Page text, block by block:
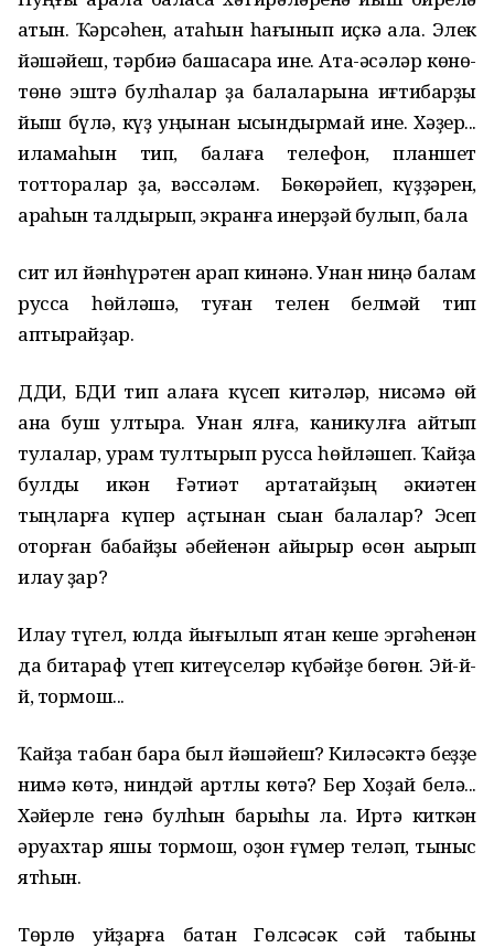
ҡатын. Ҡәрсәһен, атаһын һағынып иҫкә ала. Элек
йәшәйеш, тәрбиә башҡасараҡ ине. Ата-әсәләр көнө-
төнө эштә булһалар ҙа балаларына иғтибарҙы
йыш бүлә, күҙ уңынан ысҡындырмай ине. Хәҙер...
иламаһын тип, балаға телефон, планшет
тотторалар ҙа, вәссәләм. Бөкөрәйеп, күҙҙәрен,
арҡаһын талдырып, экранға инерҙәй булып, бала
сит ил йәнһүрәтен ҡарап кинәнә. Унан ниңә балам
русса һөйләшә, туған телен белмәй тип
аптырайҙар.
ДДИ, БДИ тип ҡалаға күсеп китәләр, нисәмә өй
ана буш ултыра. Унан ялға, каникулға ҡайтып
тулалар, урам тултырып русса һөйләшеп. Ҡайҙа
булды икән Ғәтиәт ҡартатайҙың әкиәтен
тыңларға күпер аҫтынан сыҡҡан балалар? Эсеп
ҡоторған бабайҙы әбейенән айырыр өсөн аҡырып
илау ҙар?
Илау түгел, юлда йығылып ятҡан кеше эргәһенән
да битараф үтеп китеүселәр күбәйҙе бөгөн. Эй-й-
й, тормош...
Ҡайҙа табан бара был йәшәйеш? Киләсәктә беҙҙе
нимә көтә, ниндәй ҡартлыҡ көтә? Бер Хоҙай белә...
Хәйерле генә булһын барыһы ла. Иртә киткән
әруахтар яҡшы тормош, оҙон ғүмер теләп, тыныс
ятһын.
Төрлө уйҙарға батҡан Гөлсәсәк сәй табыны